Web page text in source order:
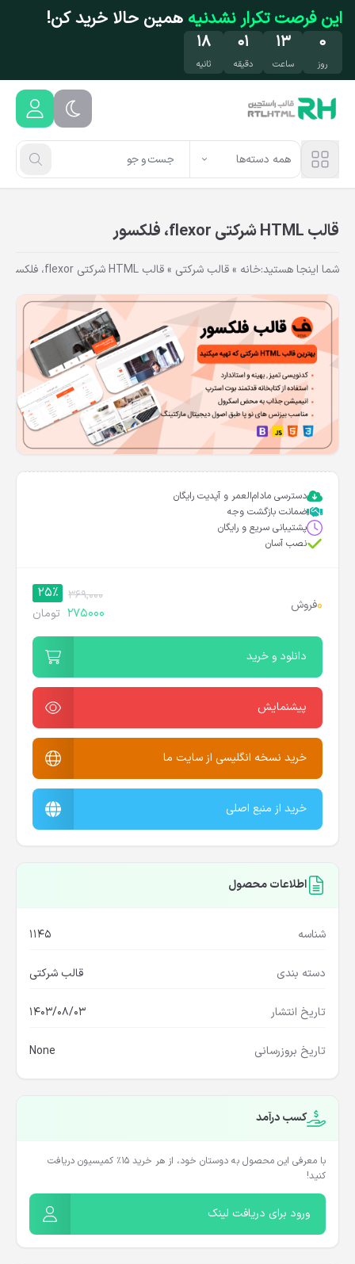
رفتن به محتوای اصلی
این فرصت تکرار نشدنیه همین حالا خرید کن!
۰
روز
۱۳
ساعت
۰۱
دقیقه
۱۷
ثانیه
همه دسته‌ها
قالب HTML شرکتی flexor، فلکسور
شما اینجا هستید:خانه »قالب شرکتی »قالب HTML شرکتی flexor، فلکسور
دسترسی مادام‌العمر و آپدیت رایگان
ضمانت بازگشت وجه
پشتیبانی سریع و رایگان
نصب آسان
0فروش
369,000
25%
275000 تومان
دانلود و خرید
پیشنمایش
خرید نسخه انگلیسی از سایت ما
خرید از منبع اصلی
اطلاعات محصول
شناسه 1145
دسته بندی قالب شرکتی
تاریخ انتشار 1403/08/03
تاریخ بروزرسانی None
کسب درآمد
با معرفی این محصول به دوستان خود، از هر خرید ۱۵٪ کمیسیون دریافت
کنید!
ورود برای دریافت لینک